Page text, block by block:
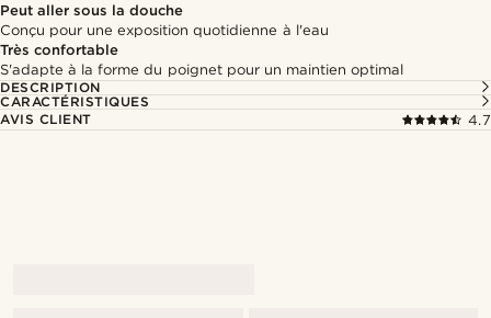
Peut aller sous la douche
Conçu pour une exposition quotidienne à l'eau
Très confortable
S'adapte à la forme du poignet pour un maintien optimal
DESCRIPTION
CARACTÉRISTIQUES
AVIS CLIENT
4.7